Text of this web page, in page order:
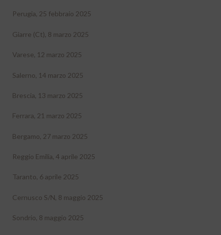
Perugia, 25 febbraio 2025
Giarre (Ct), 8 marzo 2025
Varese, 12 marzo 2025
Salerno, 14 marzo 2025
Brescia, 13 marzo 2025
Ferrara, 21 marzo 2025
Bergamo, 27 marzo 2025
Reggio Emilia, 4 aprile 2025
Taranto, 6 aprile 2025
Cernusco S/N, 8 maggio 2025
Sondrio, 8 maggio 2025